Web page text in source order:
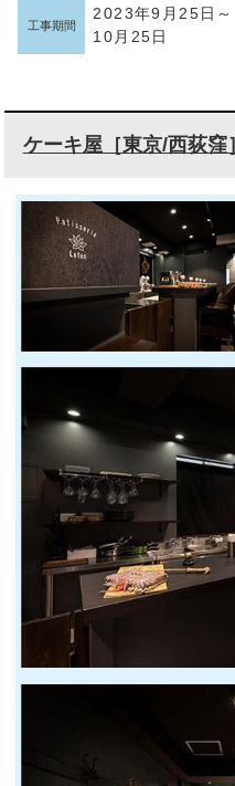
工事期間
2023年9月25日～
10月25日
ケーキ屋［東京/西荻窪